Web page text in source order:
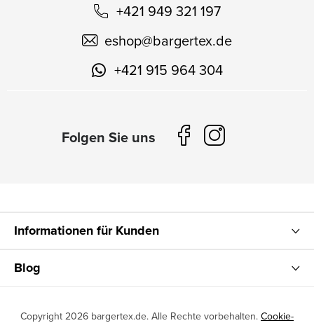
+421 949 321 197
eshop@bargertex.de
+421 915 964 304
Informationen für Kunden
Blog
Copyright 2026 bargertex.de. Alle Rechte vorbehalten. Cookie-